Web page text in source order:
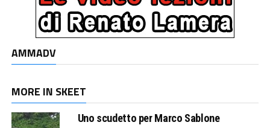
AMMADV
MORE IN SKEET
Uno scudetto per Marco Sablone